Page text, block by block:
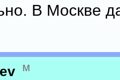
В Москве
м